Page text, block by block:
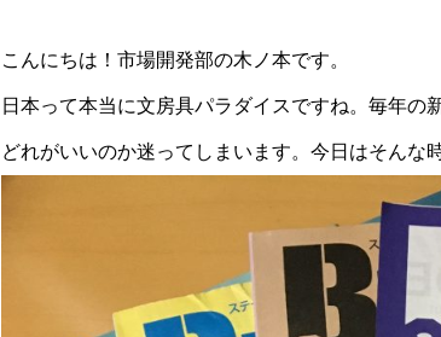
こんにちは！市場開発部の木ノ本です。
日本って本当に文房具パラダイスですね。毎年
どれがいいのか迷ってしまいます。今日はそんな